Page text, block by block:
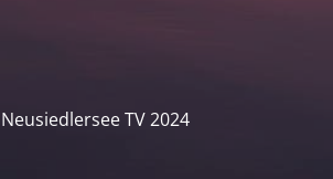
TV 2024